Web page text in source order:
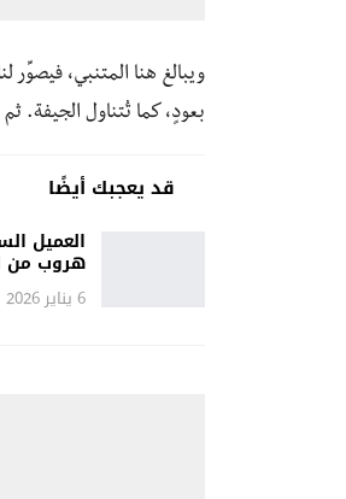
ويبالغ هنا المتنبي،
بعودٍ، كما تُتناول الجيفة.
قد يعجبك أيضًا
هروب من
6 يناير 2026